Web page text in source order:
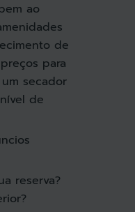
ao
de
para
secador
de
reserva?